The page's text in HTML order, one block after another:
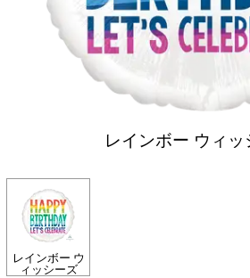
レインボー ウィ
レインボー ウ
ィッシーズ